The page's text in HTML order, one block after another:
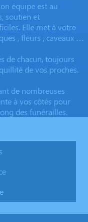
équipe est au
soutien et
Elle met à votre
, fleurs , caveaux …
de chacun, toujours
de vos proches.
de nombreuses
à vos côtés pour
des funérailles.